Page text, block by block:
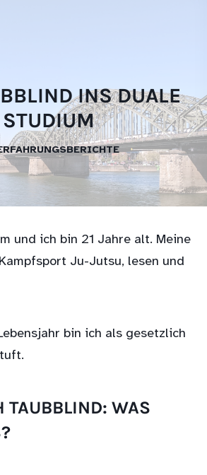
INS DUALE
STUDIUM
und ich bin 21 Jahre alt. Meine
Ju-Jutsu, lesen und
bin ich als gesetzlich
TAUBBLIND: WAS